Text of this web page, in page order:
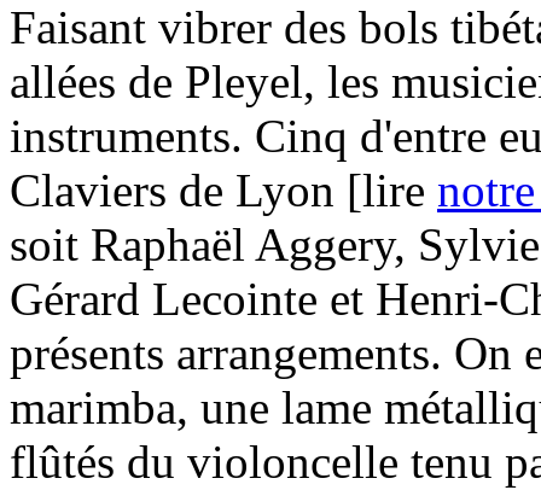
Faisant vibrer des bols
allées de Pleyel, les
instruments. Cinq d'entre
Claviers de Lyon [lire
soit Raphaël Aggery,
Gérard Lecointe et Henri-
présents arrangements.
marimba, une lame
flûtés du violoncelle tenu